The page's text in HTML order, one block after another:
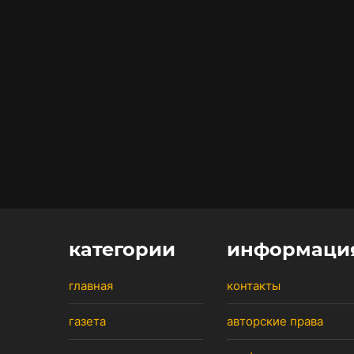
категории
главная
газета
контакты
авторские права